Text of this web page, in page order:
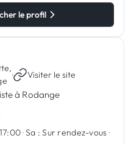
le profil
· Visiter le site
à Rodange
·Sa : Sur rendez-vous ·